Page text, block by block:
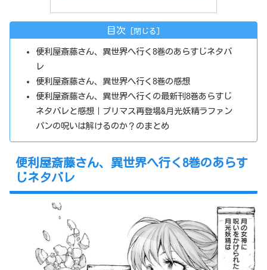
目次
便利屋斎藤さん、異世界へ行く8巻のあらすじネタバ
レ
便利屋斎藤さん、異世界へ行く8巻の感想
便利屋斎藤さん、異世界へ行くの最新刊8巻あらすじ
ネタバレと感想｜プリマス再登場&月光妖精ラファン
パンの呪いは解けるのか？のまとめ
便利屋斎藤さん、異世界へ行く8巻のあらす
じネタバレ